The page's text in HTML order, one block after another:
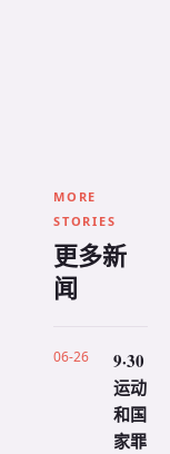
MORE
STORIES
更多新
闻
06-26
9·30
运动
和国
家罪